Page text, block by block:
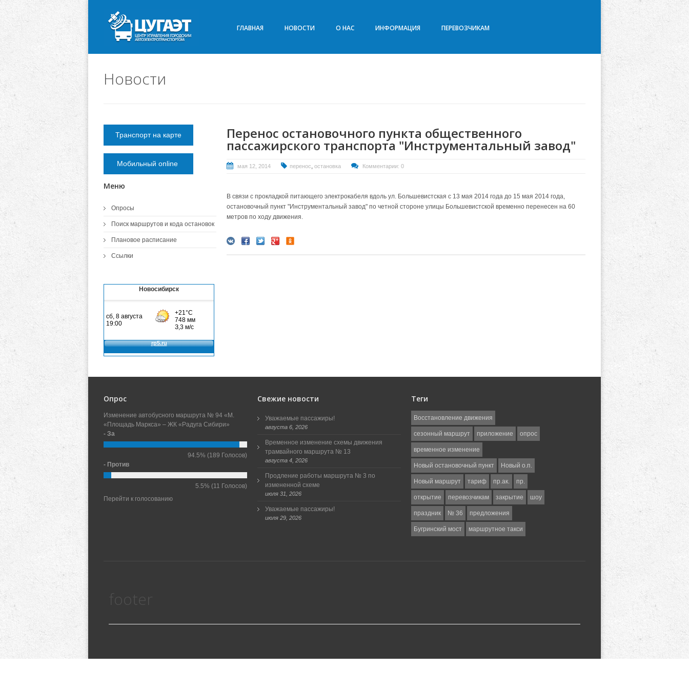
ГЛАВНАЯ НОВОСТИ О НАС ИНФОРМАЦИЯ ПЕРЕВОЗЧИКАМ
Новости
Перенос остановочного пункта общественного
пассажирского транспорта "Инструментальный завод"
мая 12, 2014 перенос, остановка Комментарии: 0
В связи с прокладкой питающего электрокабеля вдоль ул. Большевистская с 13 мая 2014 года до 15 мая 2014 года,
остановочный пункт "Инструментальный завод" по четной стороне улицы Большевистской временно перенесен на 60
метров по ходу движения.
Транспорт на карте
Мобильный online
Меню
Опросы
Поиск маршрутов и кода остановок
Плановое расписание
Ссылки
Новосибирск
Опрос
Изменение автобусного маршрута № 94 «М.
«Площадь Маркса» – ЖК «Радуга Сибири»
- За
94.5% (189 Голосов)
- Против
5.5% (11 Голосов)
Перейти к голосованию
Свежие новости
Уважаемые пассажиры!
августа 6, 2026
Временное изменение схемы движения
трамвайного маршрута № 13
августа 4, 2026
Продление работы маршрута № 3 по
измененной схеме
июля 31, 2026
Уважаемые пассажиры!
июля 29, 2026
Теги
Восстановление движения
сезонный маршрут приложение опрос
временное изменение
Новый остановочный пункт Новый о.п.
Новый маршрут тариф пр.ак. пр.
открытие перевозчикам закрытие шоу
праздник № 36 предложения
Бугринский мост маршрутное такси
footer